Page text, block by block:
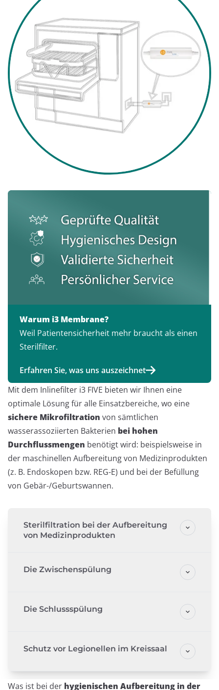
Warum i3 Membrane?
Weil Patientensicherheit mehr braucht als einen
Sterilfilter.
Erfahren Sie, was uns auszeichnet
Mit dem Inlinefilter i3 FIVE bieten wir Ihnen eine
optimale Lösung für alle Einsatzbereiche, wo eine
sichere Mikrofiltration von sämtlichen
wasserassoziierten Bakterien bei hohen
Durchflussmengen benötigt wird: beispielsweise in
der maschinellen Aufbereitung von Medizinprodukten
(z. B. Endoskopen bzw. REG-E) und bei der Befüllung
von Gebär-/Geburtswannen.
Sterilfiltration bei der Aufbereitung
von Medizinprodukten
Die Zwischenspülung
Die Schlussspülung
Schutz vor Legionellen im Kreissaal
Was ist bei der hygienischen Aufbereitung in der